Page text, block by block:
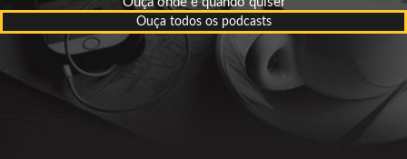
Ouça todos os podcasts